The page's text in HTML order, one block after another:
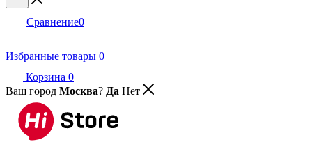
Сравнение0
Избранные товары 0
Корзина 0
Ваш город Москва? Да Нет